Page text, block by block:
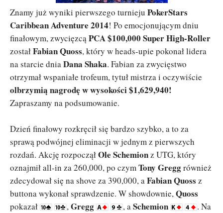
Znamy już wyniki pierwszego turnieju PokerStars
Caribbean Adventure 2014! Po emocjonującym dniu
finałowym, zwycięzcąPCA $100,000 Super High-Roller
zostałFabian Quoss, który w heads-upie pokonał lidera
na starcie dniaDana Shaka. Fabian za zwycięstwo
otrzymał wspaniałe trofeum, tytuł mistrza i oczywiście
olbrzymią nagrodę w wysokości $1,629,940!
Zapraszamy na podsumowanie.
Dzień finałowy rozkręcił się bardzo szybko, a to za
sprawą podwójnej eliminacji w jednym z pierwszych
rozdań. Akcję rozpocząłOle Schemionz UTG, który
oznajmił all-in za 260,000, po czymTony Greggrównież
zdecydował się na shove za 390,000, aFabian Quoss z
buttona wykonał sprawdzenie. W showdownie,Quoss
pokazał ,Gregg , aSchemion
. Na